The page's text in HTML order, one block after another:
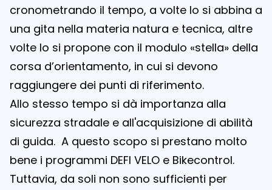
cronometrando il tempo, a volte lo si abbina a
una gita nella materia natura e tecnica, altre
volte lo si propone con il modulo «stella» della
corsa d’orientamento, in cui si devono
raggiungere dei punti di riferimento.
Allo stesso tempo si dà importanza alla
sicurezza stradale e all'acquisizione di abilità
di guida. A questo scopo si prestano molto
bene i programmi DEFI VELO e Bikecontrol.
Tuttavia, da soli non sono sufficienti per